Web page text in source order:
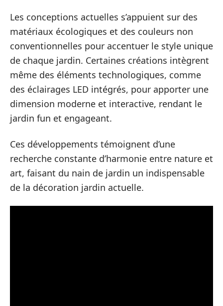
Les conceptions actuelles s’appuient sur des
matériaux écologiques et des couleurs non
conventionnelles pour accentuer le style unique
de chaque jardin. Certaines créations intègrent
même des éléments technologiques, comme
des éclairages LED intégrés, pour apporter une
dimension moderne et interactive, rendant le
jardin fun et engageant.
Ces développements témoignent d’une
recherche constante d’harmonie entre nature et
art, faisant du nain de jardin un indispensable
de la décoration jardin actuelle.